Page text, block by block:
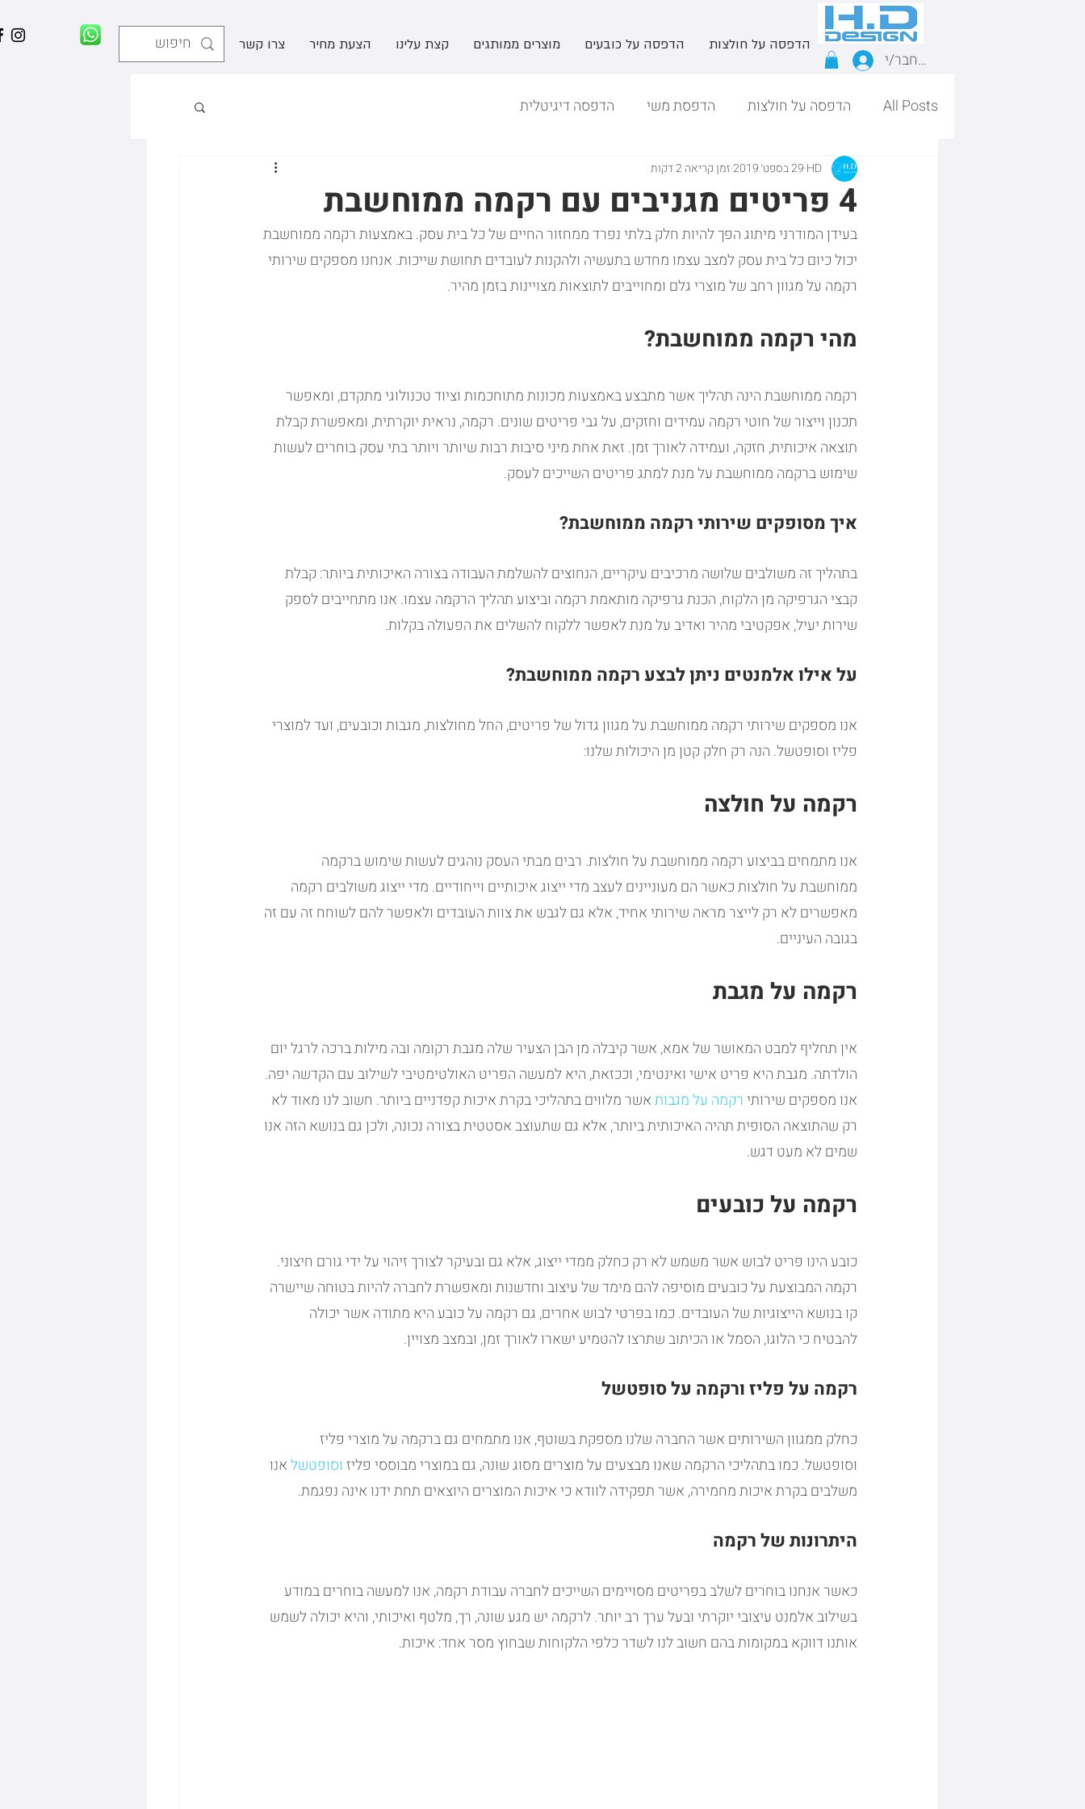
הדפסה על חולצות הדפסה על כובעים מוצרים ממותגים קצת עלינו הצעת מחיר צרו קשר
התחבר/י
All Posts הדפסה על חולצות הדפסת משי הדפסה דיגיטלית
4 פריטים מגניבים עם רקמה ממוחשבת
HD 29 בספט׳ 2019 זמן קריאה 2 דקות
בעידן המודרני מיתוג הפך להיות חלק בלתי נפרד ממחזור החיים של כל בית עסק. באמצעות רקמה ממוחשבת
יכול כיום כל בית עסק למצב עצמו מחדש בתעשיה ולהקנות לעובדים תחושת שייכות. אנחנו מספקים שירותי
רקמה על מגוון רחב של מוצרי גלם ומחוייבים לתוצאות מצויינות בזמן מהיר.
מהי רקמה ממוחשבת?
רקמה ממוחשבת הינה תהליך אשר מתבצע באמצעות מכונות מתוחכמות וציוד טכנולוגי מתקדם, ומאפשר
תכנון וייצור של חוטי רקמה עמידים וחזקים, על גבי פריטים שונים. רקמה, נראית יוקרתית, ומאפשרת קבלת
תוצאה איכותית, חזקה, ועמידה לאורך זמן. זאת אחת מיני סיבות רבות שיותר ויותר בתי עסק בוחרים לעשות
שימוש ברקמה ממוחשבת על מנת למתג פריטים השייכים לעסק.
איך מסופקים שירותי רקמה ממוחשבת?
בתהליך זה משולבים שלושה מרכיבים עיקריים, הנחוצים להשלמת העבודה בצורה האיכותית ביותר: קבלת
קבצי הגרפיקה מן הלקוח, הכנת גרפיקה מותאמת רקמה וביצוע תהליך הרקמה עצמו. אנו מתחייבים לספק
שירות יעיל, אפקטיבי מהיר ואדיב על מנת לאפשר ללקוח להשלים את הפעולה בקלות.
על אילו אלמנטים ניתן לבצע רקמה ממוחשבת?
אנו מספקים שירותי רקמה ממוחשבת על מגוון גדול של פריטים, החל מחולצות, מגבות וכובעים, ועד למוצרי
פליז וסופטשל. הנה רק חלק קטן מן היכולות שלנו:
רקמה על חולצה
אנו מתמחים בביצוע רקמה ממוחשבת על חולצות. רבים מבתי העסק נוהגים לעשות שימוש ברקמה
ממוחשבת על חולצות כאשר הם מעוניינים לעצב מדי ייצוג איכותיים וייחודיים. מדי ייצוג משולבים רקמה
מאפשרים לא רק לייצר מראה שירותי אחיד, אלא גם לגבש את צוות העובדים ולאפשר להם לשוחח זה עם זה
בגובה העיניים.
רקמה על מגבת
אין תחליף למבט המאושר של אמא, אשר קיבלה מן הבן הצעיר שלה מגבת רקומה ובה מילות ברכה לרגל יום
הולדתה. מגבת היא פריט אישי ואינטימי, וככזאת, היא למעשה הפריט האולטימטיבי לשילוב עם הקדשה יפה.
אנו מספקים שירותי רקמה על מגבותאשר מלווים בתהליכי בקרת איכות קפדניים ביותר. חשוב לנו מאוד לא
רק שהתוצאה הסופית תהיה האיכותית ביותר, אלא גם שתעוצב אסטטית בצורה נכונה, ולכן גם בנושא הזה אנו
שמים לא מעט דגש.
רקמה על כובעים
כובע הינו פריט לבוש אשר משמש לא רק כחלק ממדי ייצוג, אלא גם ובעיקר לצורך זיהוי על ידי גורם חיצוני.
רקמה המבוצעת על כובעים מוסיפה להם מימד של עיצוב וחדשנות ומאפשרת לחברה להיות בטוחה שיישרה
קו בנושא הייצוגיות של העובדים. כמו בפרטי לבוש אחרים, גם רקמה על כובע היא מתודה אשר יכולה
להבטיח כי הלוגו, הסמל או הכיתוב שתרצו להטמיע ישארו לאורך זמן, ובמצב מצויין.
רקמה על פליז ורקמה על סופטשל
כחלק ממגוון השירותים אשר החברה שלנו מספקת בשוטף, אנו מתמחים גם ברקמה על מוצרי פליז
וסופטשל. כמו בתהליכי הרקמה שאנו מבצעים על מוצרים מסוג שונה, גם במוצרי מבוססי פליז וסופטשלאנו
משלבים בקרת איכות מחמירה, אשר תפקידה לוודא כי איכות המוצרים היוצאים תחת ידנו אינה נפגמת.
היתרונות של רקמה
כאשר אנחנו בוחרים לשלב בפריטים מסויימים השייכים לחברה עבודת רקמה, אנו למעשה בוחרים במודע
בשילוב אלמנט עיצובי יוקרתי ובעל ערך רב יותר. לרקמה יש מגע שונה, רך, מלטף ואיכותי, והיא יכולה לשמש
אותנו דווקא במקומות בהם חשוב לנו לשדר כלפי הלקוחות שבחוץ מסר אחד: איכות.